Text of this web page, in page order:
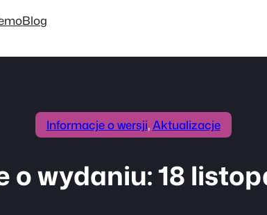
Blog
Informacje o wersji, Aktualizacje
wydaniu: 18